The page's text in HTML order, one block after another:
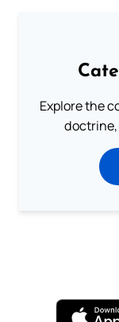
Explore the
doctrine,